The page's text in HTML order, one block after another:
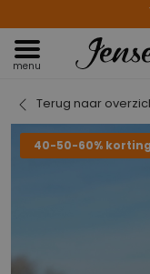
menu
Terug naar
40-50-60% korting